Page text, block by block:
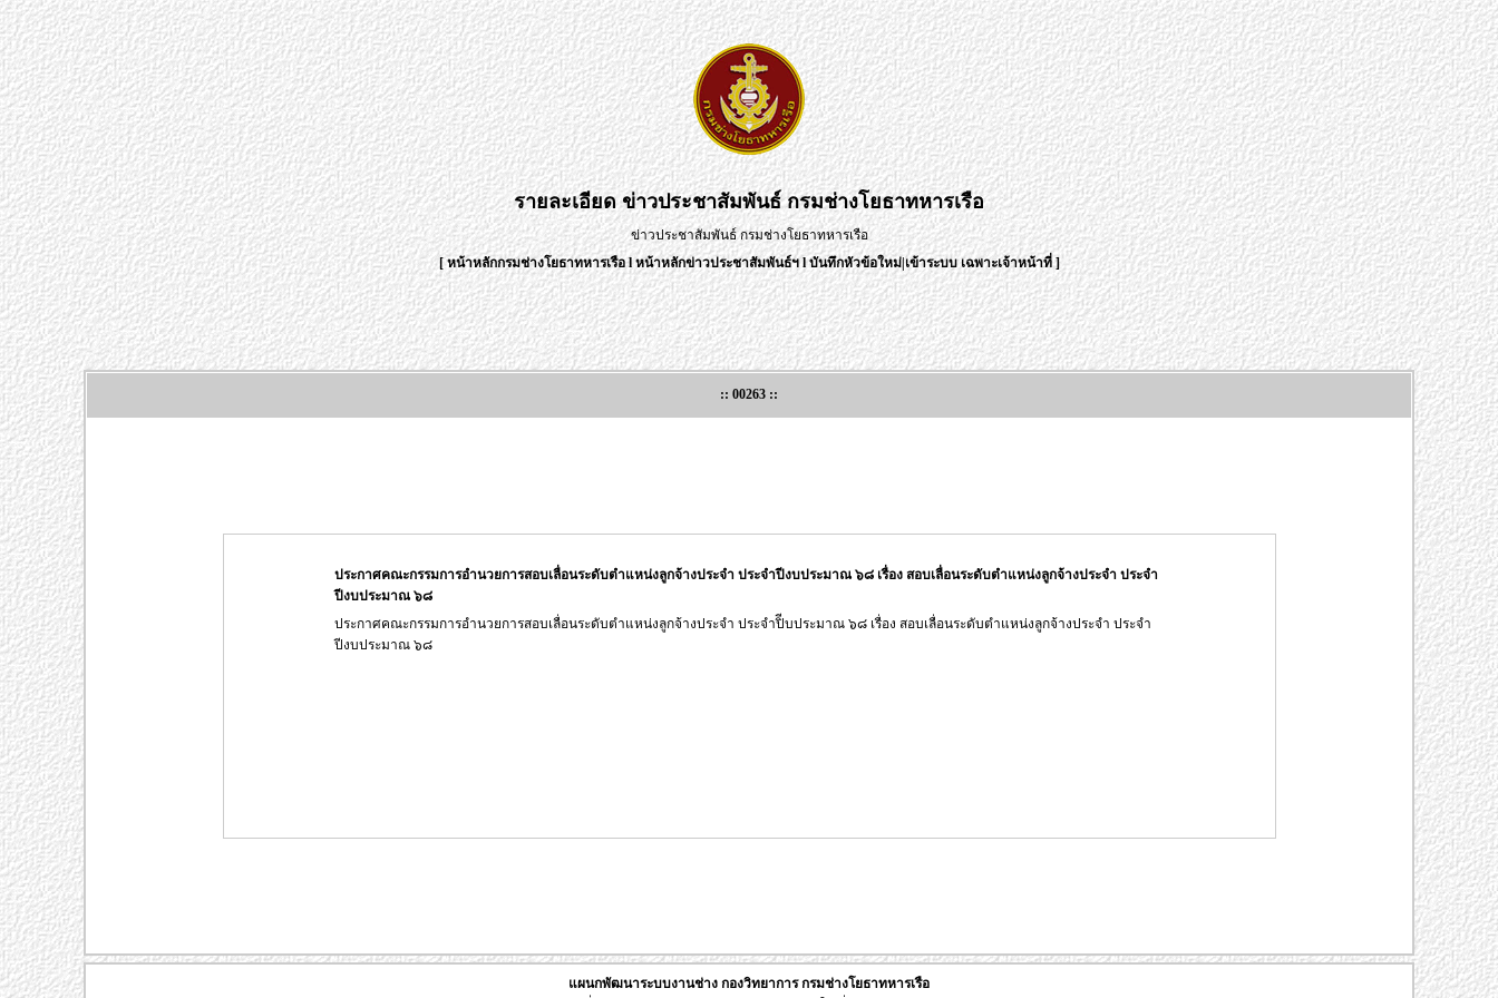
รายละเอียดข่าวประชาสัมพันธ์ กรมช่างโยธาทหารเรือ
ข่าวประชาสัมพันธ์ กรมช่างโยธาทหารเรือ
[หน้าหลักกรมช่างโยธาทหารเรือlหน้าหลักข่าวประชาสัมพันธ์ฯlบันทึกหัวข้อใหม่|เข้าระบบ เฉพาะเจ้าหน้าที่]
:: 00263 ::
ประกาศคณะกรรมการอำนวยการสอบเลื่อนระดับตำแหน่งลูกจ้างประจำ ประจำปีงบประมาณ ๖๘ เรื่อง สอบเลื่อนระดับตำแหน่งลูกจ้างประจำ ประจำ
ปีงบประมาณ ๖๘
ประกาศคณะกรรมการอำนวยการสอบเลื่อนระดับตำแหน่งลูกจ้างประจำ ประจำปิีบประมาณ ๖๘ เรื่อง สอบเลื่อนระดับตำแหน่งลูกจ้างประจำ ประจำ
ปีงบประมาณ ๖๘
แผนกพัฒนาระบบงานช่าง กองวิทยาการ กรมช่างโยธาทหารเรือ